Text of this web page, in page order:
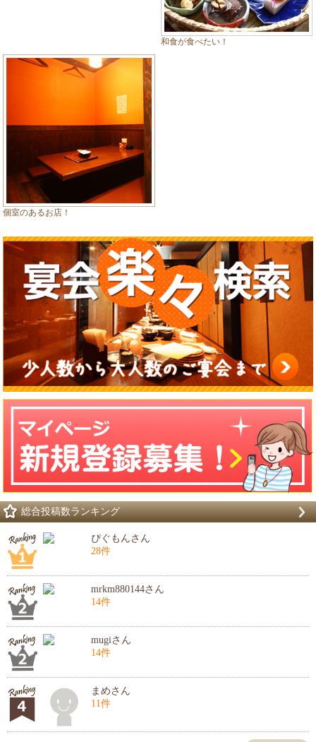
和食が食べたい！
個室のあるお店！
総合投稿数ランキング
ぴぐもんさん
28件
mrkm880144さん
14件
mugiさん
14件
まめさん
11件